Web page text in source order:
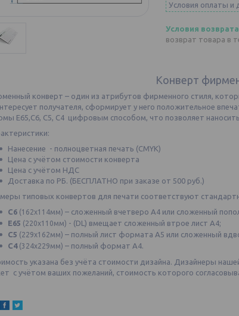
Условия оплаты и
возврат товара в
Конверт
конверт – один из атрибутов фирменного стиля,
получателя, сформирует у него положительное
E65,С6, С5, С4 цифровым способом, что позволяет
Нанесение - полноцветная печать (CMYK)
Цена с учётом стоимости конверта
Цена с учётом НДС
Доставка по РБ. (БЕСПЛАТНО при заказе от 500 руб.)
типовых конвертов для печати соответствуют
С6 (162х114мм) – сложенный вчетверо А4 или сложенный
E65 (220х110мм) - (DL) вмещает сложенный втрое лист А4;
С5 (229х162мм) – полный лист формата А5 или сложенный
С4 (324х229мм) – полный формат А4.
указана без учёта стоимости дизайна. Дизайнеры
с учётом ваших пожеланий, стоимость которого